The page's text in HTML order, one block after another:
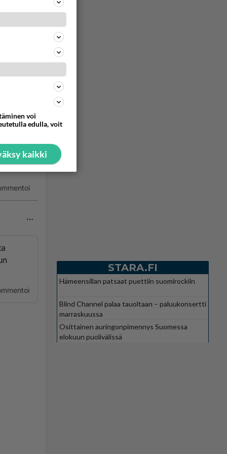
nets,
but
STARA.FI
Hämeensillan patsaat puettiin suomirockiin
Blind Channel palaa tauoltaan – paluukonsertti
marraskuussa
Osittainen auringonpimennys Suomessa
elokuun puolivälissä
voi
edulla, voit
kaikki